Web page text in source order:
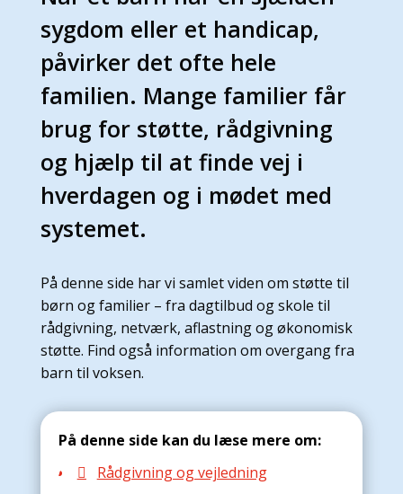
sygdom eller et handicap,
påvirker det ofte hele
familien. Mange familier får
brug for støtte, rådgivning
og hjælp til at finde vej i
hverdagen og i mødet med
systemet.
På denne side har vi samlet viden om støtte til
børn og familier – fra dagtilbud og skole til
rådgivning, netværk, aflastning og økonomisk
støtte. Find også information om overgang fra
barn til voksen.
På denne side kan du læse mere om:
 Rådgivning og vejledning